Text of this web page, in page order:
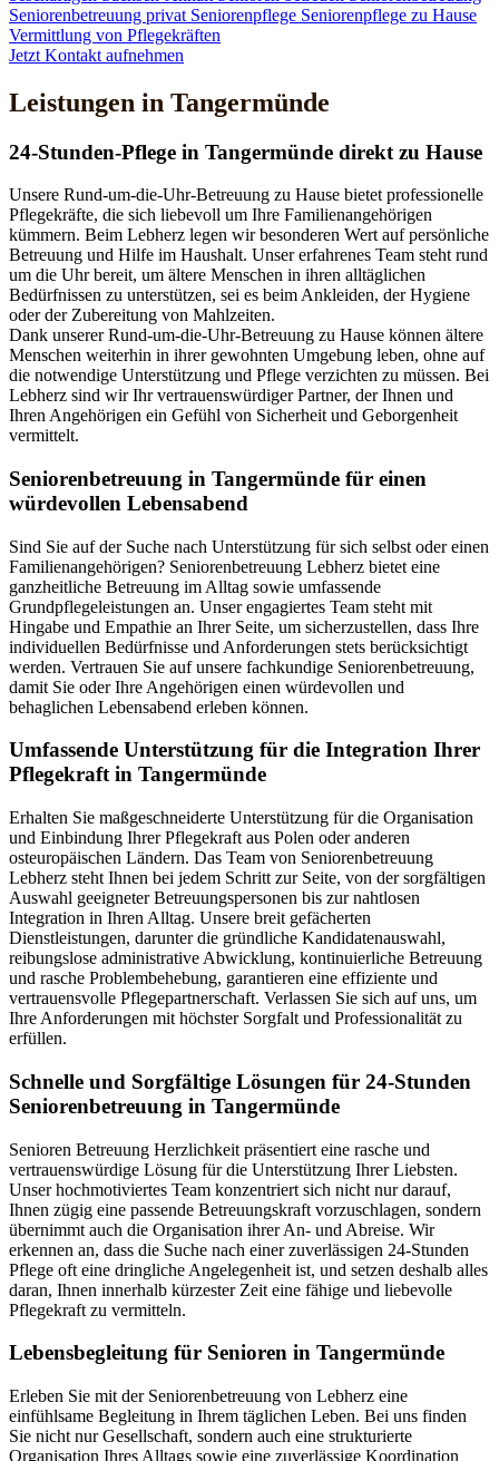
Seniorenbetreuung privat Seniorenpflege Seniorenpflege zu Hause
Vermittlung von Pflegekräften
Jetzt Kontakt aufnehmen
Leistungen in Tangermünde
24-Stunden-Pflege in Tangermünde direkt zu Hause
Unsere Rund-um-die-Uhr-Betreuung zu Hause bietet professionelle
Pflegekräfte, die sich liebevoll um Ihre Familienangehörigen
kümmern. Beim Lebherz legen wir besonderen Wert auf persönliche
Betreuung und Hilfe im Haushalt. Unser erfahrenes Team steht rund
um die Uhr bereit, um ältere Menschen in ihren alltäglichen
Bedürfnissen zu unterstützen, sei es beim Ankleiden, der Hygiene
oder der Zubereitung von Mahlzeiten.
Dank unserer Rund-um-die-Uhr-Betreuung zu Hause können ältere
Menschen weiterhin in ihrer gewohnten Umgebung leben, ohne auf
die notwendige Unterstützung und Pflege verzichten zu müssen. Bei
Lebherz sind wir Ihr vertrauenswürdiger Partner, der Ihnen und
Ihren Angehörigen ein Gefühl von Sicherheit und Geborgenheit
vermittelt.
Senioren­betreuung in Tangermünde für einen
würdevollen Lebensabend
Sind Sie auf der Suche nach Unterstützung für sich selbst oder einen
Familienangehörigen? Seniorenbetreuung Lebherz bietet eine
ganzheitliche Betreuung im Alltag sowie umfassende
Grundpflegeleistungen an. Unser engagiertes Team steht mit
Hingabe und Empathie an Ihrer Seite, um sicherzustellen, dass Ihre
individuellen Bedürfnisse und Anforderungen stets berücksichtigt
werden. Vertrauen Sie auf unsere fachkundige Seniorenbetreuung,
damit Sie oder Ihre Angehörigen einen würdevollen und
behaglichen Lebensabend erleben können.
Umfassende Unterstützung für die Integration Ihrer
Pflegekraft in Tangermünde
Erhalten Sie maßgeschneiderte Unterstützung für die Organisation
und Einbindung Ihrer Pflegekraft aus Polen oder anderen
osteuropäischen Ländern. Das Team von Seniorenbetreuung
Lebherz steht Ihnen bei jedem Schritt zur Seite, von der sorgfältigen
Auswahl geeigneter Betreuungspersonen bis zur nahtlosen
Integration in Ihren Alltag. Unsere breit gefächerten
Dienstleistungen, darunter die gründliche Kandidatenauswahl,
reibungslose administrative Abwicklung, kontinuierliche Betreuung
und rasche Problembehebung, garantieren eine effiziente und
vertrauensvolle Pflegepartnerschaft. Verlassen Sie sich auf uns, um
Ihre Anforderungen mit höchster Sorgfalt und Professionalität zu
erfüllen.
Schnelle und Sorgfältige Lösungen für 24-Stunden
Seniorenbetreuung in Tangermünde
Senioren Betreuung Herzlichkeit präsentiert eine rasche und
vertrauenswürdige Lösung für die Unterstützung Ihrer Liebsten.
Unser hochmotiviertes Team konzentriert sich nicht nur darauf,
Ihnen zügig eine passende Betreuungskraft vorzuschlagen, sondern
übernimmt auch die Organisation ihrer An- und Abreise. Wir
erkennen an, dass die Suche nach einer zuverlässigen 24-Stunden
Pflege oft eine dringliche Angelegenheit ist, und setzen deshalb alles
daran, Ihnen innerhalb kürzester Zeit eine fähige und liebevolle
Pflegekraft zu vermitteln.
Lebensbegleitung für Senioren in Tangermünde
Erleben Sie mit der Seniorenbetreuung von Lebherz eine
einfühlsame Begleitung in Ihrem täglichen Leben. Bei uns finden
Sie nicht nur Gesellschaft, sondern auch eine strukturierte
Organisation Ihres Alltags sowie eine zuverlässige Koordination